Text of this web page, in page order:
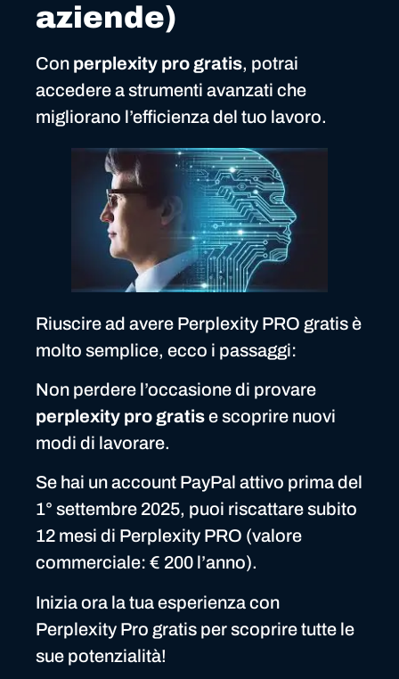
aziende)
Con perplexity pro gratis, potrai
accedere a strumenti avanzati che
migliorano l’efficienza del tuo lavoro.
Riuscire ad avere Perplexity PRO gratis è
molto semplice, ecco i passaggi:
Non perdere l’occasione di provare
perplexity pro gratise scoprire nuovi
modi di lavorare.
Se hai un account PayPal attivo prima del
1° settembre 2025, puoi riscattare subito
12 mesi di Perplexity PRO (valore
commerciale: € 200 l’anno).
Inizia ora la tua esperienza con
Perplexity Pro gratis per scoprire tutte le
sue potenzialità!